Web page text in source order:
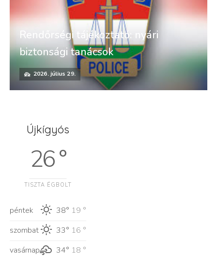
Rendőrségi tájékoztató: nyári
biztonsági tanácsok
2026. július 29.
Újkígyós
26 °
TISZTA ÉGBOLT
péntek 38° 19 °
szombat
33° 16 °
vasárnap
34° 18 °